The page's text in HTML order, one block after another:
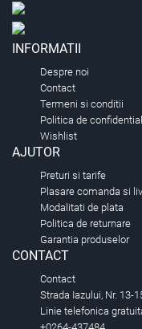
INFORMATII
Despre noi
Contact
Termeni si conditii
Politica de
Wishlist
AJUTOR
Preturi si tarife
Plasare comanda si
Modalitati de plata
Politica de returnare
Garantia produselor
CONTACT
Contact
Strada Iazului, Nr. 13-
Linie telefonica